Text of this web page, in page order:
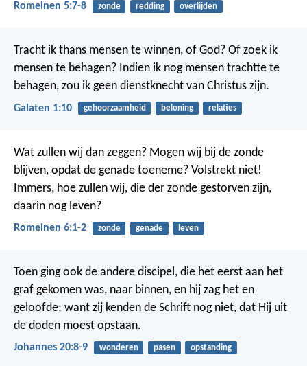
Romeinen 5:7-8 zonde redding overlijden
Tracht ik thans mensen te winnen, of God? Of zoek ik
mensen te behagen? Indien ik nog mensen trachtte te
behagen, zou ik geen dienstknecht van Christus zijn.
Galaten 1:10 gehoorzaamheid beloning relaties
Wat zullen wij dan zeggen? Mogen wij bij de zonde
blijven, opdat de genade toeneme? Volstrekt niet!
Immers, hoe zullen wij, die der zonde gestorven zijn,
daarin nog leven?
Romeinen 6:1-2 zonde genade leven
Toen ging ook de andere discipel, die het eerst aan het
graf gekomen was, naar binnen, en hij zag het en
geloofde; want zij kenden de Schrift nog niet, dat Hij uit
de doden moest opstaan.
Johannes 20:8-9 wonderen pasen opstanding